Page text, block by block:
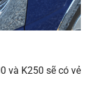
và K250 sẽ có vẻ